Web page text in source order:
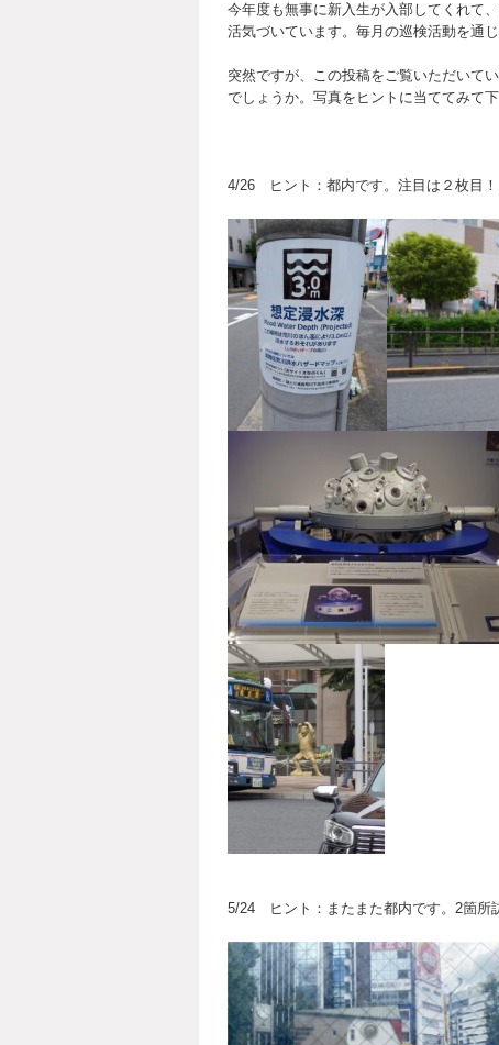
今年度も無事に新入生が入部してくれて
活気づいています。毎月の巡検活動を通
突然ですが、この投稿をご覧いただいて
でしょうか。写真をヒントに当ててみて下
4/26 ヒント：都内です。注目は２枚目！
5/24 ヒント：またまた都内です。2箇所